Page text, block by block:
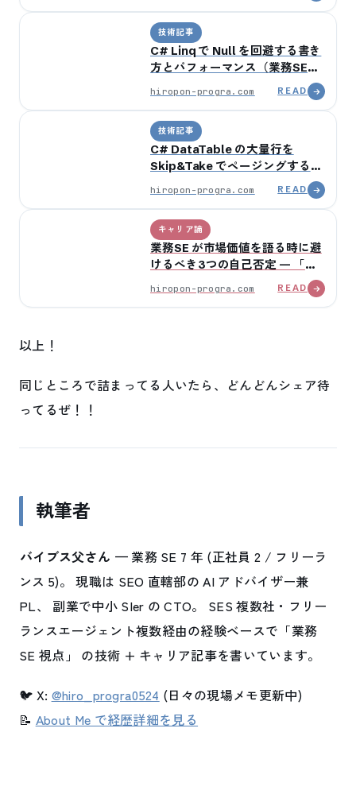
技術記事
C# Linq で Null を回避する書き
方とパフォーマンス（業務SEの
コピペで動くやつ）
hiropon-progra.com READ
技術記事
C# DataTable の大量行を
Skip&Take でページングする3
パターン — 1万行を1000件ずつ
処理する設計
hiropon-progra.com READ
キャリア論
業務SE が市場価値を語る時に避
けるべき3つの自己否定 — 「俺
なんてただの〜だから」の解体
hiropon-progra.com READ
以上！
同じところで詰まってる人いたら、どんどんシェア待
ってるぜ！！
執筆者
バイブス父さん — 業務 SE 7 年 (正社員 2 / フリーラ
ンス 5)。 現職は SEO 直轄部の AI アドバイザー兼
PL、 副業で中小 SIer の CTO。 SES 複数社・フリー
ランスエージェント複数経由の経験ベースで「業務
SE 視点」 の技術 + キャリア記事を書いています。
🐦 X: @hiro_progra0524 (日々の現場メモ更新中)
📝 About Me で経歴詳細を見る